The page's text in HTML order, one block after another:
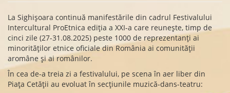
La Sighișoara continuă manifestările din cadrul Festivalului
Intercultural ProEtnica ediția a XXI-a care reunește, timp de
cinci zile (27-31.08.2025) peste 1000 de reprezentanți ai
minorităților etnice oficiale din România ai comunității
aromâne și ai românilor.
În cea de-a treia zi a festivalului, pe scena în aer liber din
Piața Cetății au evoluat în secțiunile muzică-dans-teatru: